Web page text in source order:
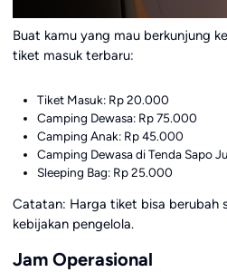
Buat kamu yang mau berkunjung
tiket masuk terbaru:
Tiket Masuk: Rp 20.000
Camping Dewasa: Rp 75.000
Camping Anak: Rp 45.000
Camping Dewasa di Tenda Sapo
Sleeping Bag: Rp 25.000
Catatan: Harga tiket bisa berubah
kebijakan pengelola.
Jam Operasional